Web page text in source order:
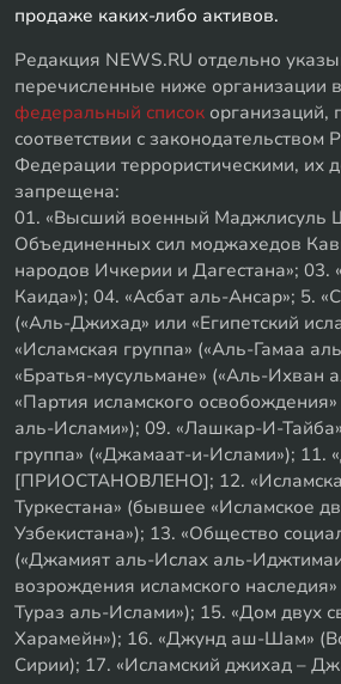
продаже каких-либо активов.
Редакция NEWS.RU отдельно
перечисленные ниже организации
федеральный список организаций,
соответствии с законодательством
Федерации террористическими, их
запрещена:
01. «Высший военный Маджлисуль
Объединенных сил моджахедов
народов Ичкерии и Дагестана»; 03.
Каида»); 04. «Асбат аль-Ансар»; 5.
(«Аль-Джихад» или «Египетский
«Исламская группа» («Аль-Гамаа
«Братья-мусульмане» («Аль-Ихван
«Партия исламского
аль-Ислами»); 09. «Лашкар-И-
группа» («Джамаат-и-Ислами»); 11.
[ПРИОСТАНОВЛЕНО]; 12.
Туркестана» (бывшее «Исламское
Узбекистана»); 13. «Общество
(«Джамият аль-Ислах аль-
возрождения исламского
Тураз аль-Ислами»); 15. «Дом двух
Харамейн»); 16. «Джунд аш-Шам»
Сирии); 17. «Исламский джихад –